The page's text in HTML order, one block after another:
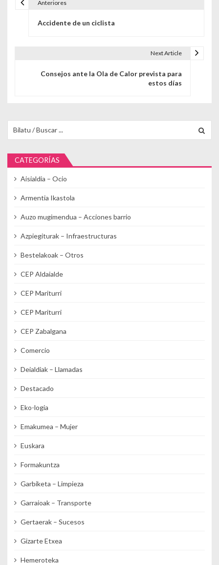
Anteriores
Accidente de un ciclista
Next Article
Consejos ante la Ola de Calor prevista para
estos días
CATEGORÍAS
Aisialdia – Ocio
Armentia Ikastola
Auzo mugimendua – Acciones barrio
Azpiegiturak – Infraestructuras
Bestelakoak – Otros
CEP Aldaialde
CEP Mariturri
CEP Mariturri
CEP Zabalgana
Comercio
Deialdiak – Llamadas
Destacado
Eko-logia
Emakumea – Mujer
Euskara
Formakuntza
Garbiketa – Limpieza
Garraioak – Transporte
Gertaerak – Sucesos
Gizarte Etxea
Hemeroteka